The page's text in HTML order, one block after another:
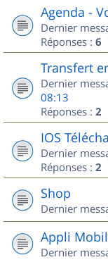
Agenda -
Dernier
Réponses : 6
Transfert
Dernier
08:13
Réponses : 2
IOS
Dernier
Réponses : 2
Shop
Dernier
Appli
Dernier